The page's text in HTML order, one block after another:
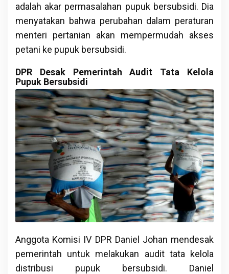
adalah akar permasalahan pupuk bersubsidi. Dia
menyatakan bahwa perubahan dalam peraturan
menteri pertanian akan mempermudah akses
petani ke pupuk bersubsidi.
DPR Desak Pemerintah Audit Tata Kelola
Pupuk Bersubsidi
Anggota Komisi IV DPR Daniel Johan mendesak
pemerintah untuk melakukan audit tata kelola
distribusi pupuk bersubsidi. Daniel